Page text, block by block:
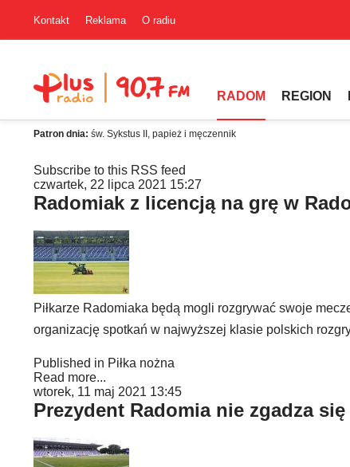
Kontakt Reklama O radiu
RADOM REGION
Patron dnia: św. Sykstus II, papież i męczennik
Subscribe to this RSS feed
czwartek, 22 lipca 2021 15:27
Radomiak z licencją na grę w
Piłkarze Radomiaka będą mogli rozgrywać swoje
organizację spotkań w najwyższej klasie polskich
Published in Piłka nożna
Read more...
wtorek, 11 maj 2021 13:45
Prezydent Radomia nie zgadza